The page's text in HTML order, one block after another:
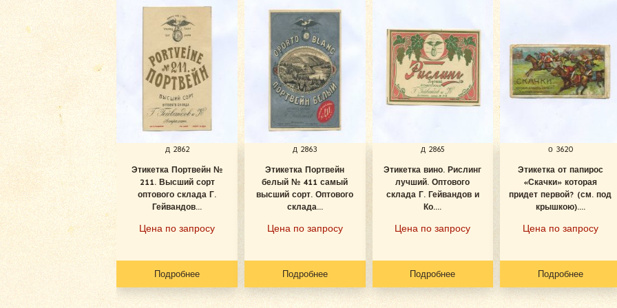
д 2862
Этикетка Портвейн №
211. Высший сорт
оптового склада Г.
Гейвандов...
Цена по запросу
Подробнее
д 2863
Этикетка Портвейн
белый № 411 самый
высший сорт. Оптового
склада...
Цена по запросу
Подробнее
д 2865
Этикетка вино. Рислинг
лучший. Оптового
склада Г. Гейвандов и
Ко....
Цена по запросу
Подробнее
о 3620
Этикетка от папирос
«Скачки» которая
придет первой? (см. под
крышкою)....
Цена по запросу
Подробнее